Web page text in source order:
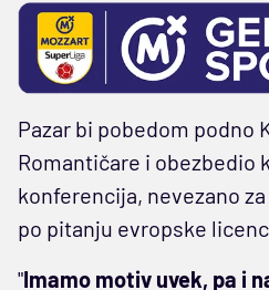
Pazar bi pobedom podno
Romantičare i obezbedio
konferencija, nevezano
po pitanju evropske
"Imamo motiv uvek, pa i